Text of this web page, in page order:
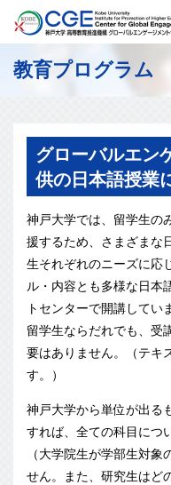
教育プログラム
グローバルエン
供の日本語授業
神戸大学では、留学生の
援するため、さまざまな
生それぞれのニーズに応
ル・内容とも多様な日本
トセンターで開講してい
留学生ならだれでも、受
要はありません。（テキ
す。）
神戸大学から単位が出る
すれば、全ての科目につ
（大学院生が学部生対
せん。また、研究生はど